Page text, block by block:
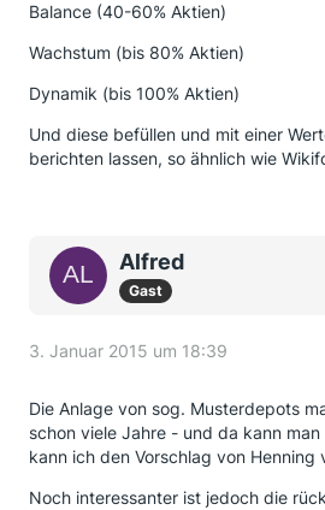
Balance (40-60% Aktien)
Wachstum (bis 80% Aktien)
Dynamik (bis 100% Aktien)
Und diese befüllen und mit einer
berichten lassen, so ähnlich wie
Alfred
Gast
3. Januar 2015 um 18:39
Die Anlage von sog. Musterdepots
schon viele Jahre - und da kann
kann ich den Vorschlag von Henning
Noch interessanter ist jedoch die